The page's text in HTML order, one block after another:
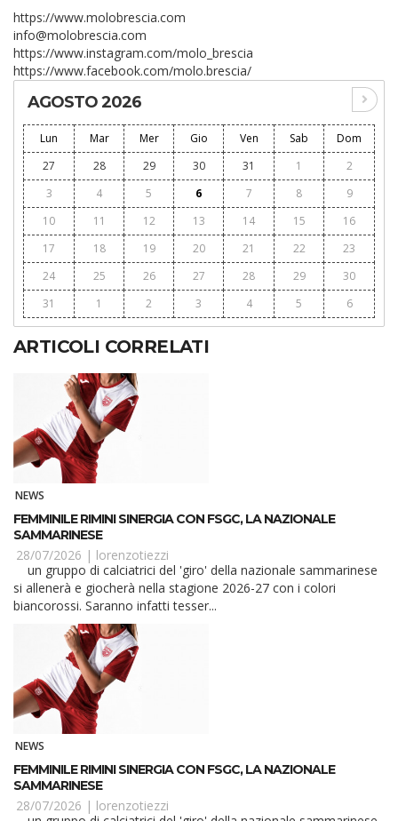
https://www.molobrescia.com
info@molobrescia.com
https://www.instagram.com/molo_brescia
https://www.facebook.com/molo.brescia/
AGOSTO 2026
Lun Mar Mer Gio Ven Sab
Dom
27
28 29 30 31 1
2
3
4 5 6 7 8
9
10
11 12 13 14 15
16
17
18 19 20 21 22
23
24
25 26 27 28 29
30
31
1 2 3 4 5 6
ARTICOLI CORRELATI
NEWS
FEMMINILE RIMINI SINERGIA CON FSGC, LA NAZIONALE
SAMMARINESE
28/07/2026 | lorenzotiezzi
si allenerà e giocherà nella stagione 2026-27 con i colori
biancorossi. Saranno infatti tesser...
NEWS
FEMMINILE RIMINI SINERGIA CON FSGC, LA NAZIONALE
SAMMARINESE
28/07/2026 | lorenzotiezzi